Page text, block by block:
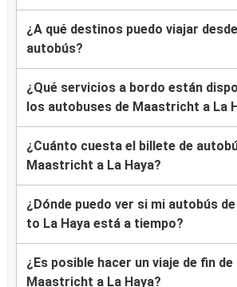
¿A qué destinos puedo viajar
autobús?
¿Qué servicios a bordo están
los autobuses de Maastricht a La
¿Cuánto cuesta el billete de
Maastricht a La Haya?
¿Dónde puedo ver si mi autobús
to La Haya está a tiempo?
¿Es posible hacer un viaje de fin de
Maastricht a La Haya?